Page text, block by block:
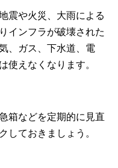
震や火災、大雨による
インフラが破壊された
、ガス、下水道、電
使えなくなります。
箱などを定期的に見直
しておきましょう。